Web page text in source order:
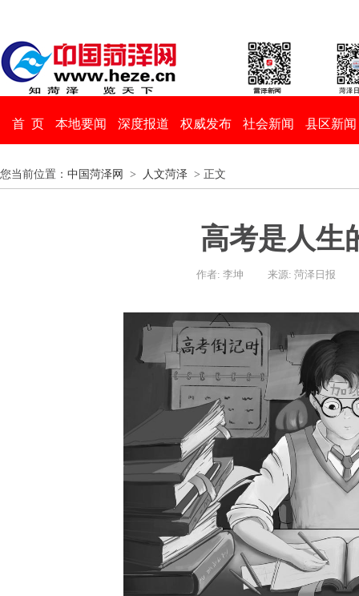
首 页 本地要闻 深度报道 权威发布 社会新闻 县区新闻
您当前位置： 中国菏泽网 > 人文菏泽 > 正文
高考是人生
作者: 李坤 来源: 菏泽日报